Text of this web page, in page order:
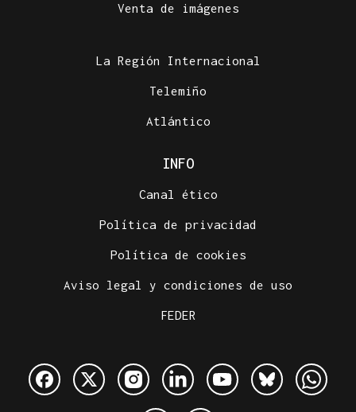
Venta de imágenes
La Región Internacional
Telemiño
Atlántico
INFO
Canal ético
Política de privacidad
Política de cookies
Aviso legal y condiciones de uso
FEDER